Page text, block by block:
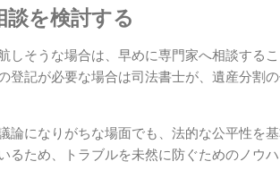
を検討する
しそうな場合は、早めに専門家へ相談する
登記が必要な場合は司法書士が、遺産分割
になりがちな場面でも、法的な公平性を
ため、トラブルを未然に防ぐためのノウ